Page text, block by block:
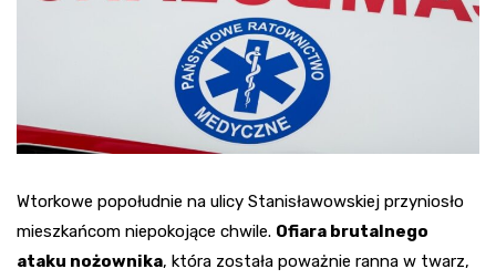
Wtorkowe popołudnie na ulicy Stanisławowskiej przyniosło
mieszkańcom niepokojące chwile. Ofiara brutalnego
ataku nożownika, która została poważnie ranna w twarz,